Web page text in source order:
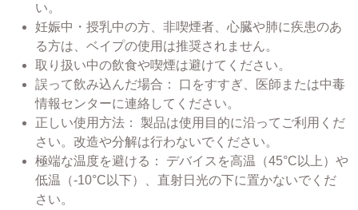
い。
妊娠中・授乳中の方、非喫煙者、心臓や肺に疾患のあ
る方は、ベイプの使用は推奨されません。
取り扱い中の飲食や喫煙は避けてください。
誤って飲み込んだ場合： 口をすすぎ、医師または中毒
情報センターに連絡してください。
正しい使用方法： 製品は使用目的に沿ってご利用くだ
さい。改造や分解は行わないでください。
極端な温度を避ける： デバイスを高温（45°C以上）や
低温（-10°C以下）、直射日光の下に置かないでくだ
さい。